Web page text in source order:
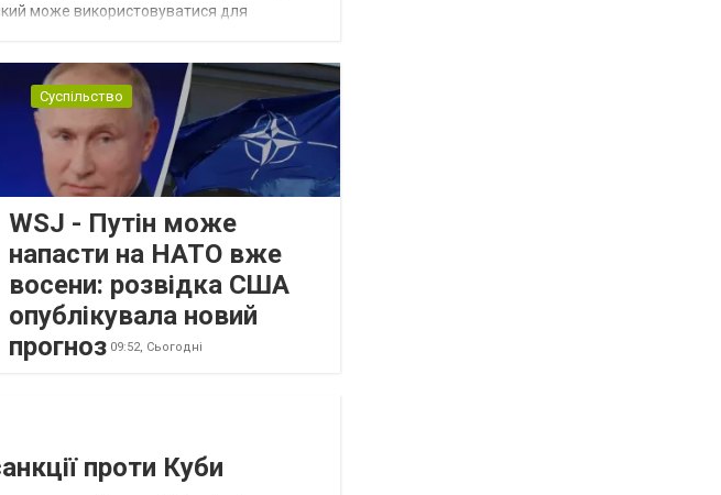
може використовуватися для
Суспільство
WSJ - Путін може
напасти на НАТО вже
восени: розвідка США
опублікувала новий
прогноз 09:52, Сьогодні
проти Куби